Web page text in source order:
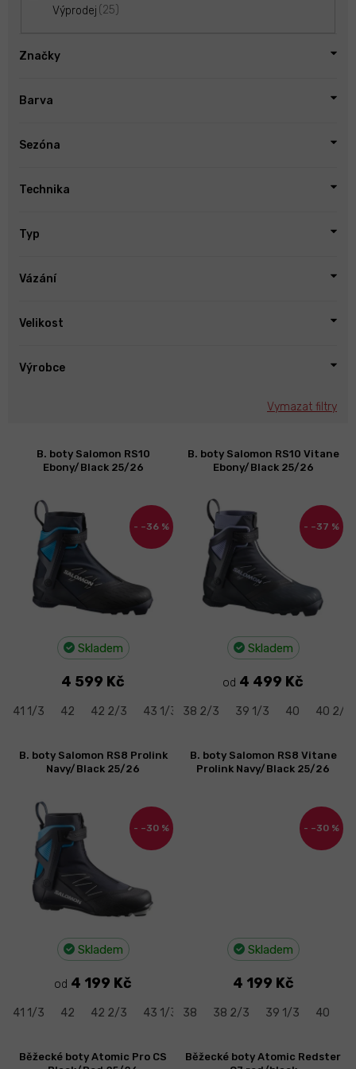
Výprodej 25
Značky
Barva
Sezóna
Technika
Typ
Vázání
Velikost
Výrobce
Vymazat filtry
–36 %
B. boty Salomon RS10
Ebony/Black 25/26
Skladem
4 599 Kč
41 1/3 42 42 2/3 43 1/3 44 44 2/3 45 1/3 46
–37 %
B. boty Salomon RS10 Vitane
Ebony/Black 25/26
Skladem
od 4 499 Kč
38 2/3 39 1/3 40 40 2/3
–30 %
B. boty Salomon RS8 Prolink
Navy/Black 25/26
Skladem
od 4 199 Kč
41 1/3 42 42 2/3 43 1/3 44 44 2/3 45 1/3 46
–30 %
B. boty Salomon RS8 Vitane
Prolink Navy/Black 25/26
Skladem
4 199 Kč
38 38 2/3 39 1/3 40
Běžecké boty Atomic Pro CS
Běžecké boty Atomic Redster